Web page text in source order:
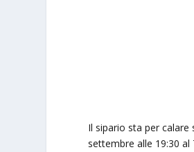
Il sipario sta per calare
settembre alle 19:30